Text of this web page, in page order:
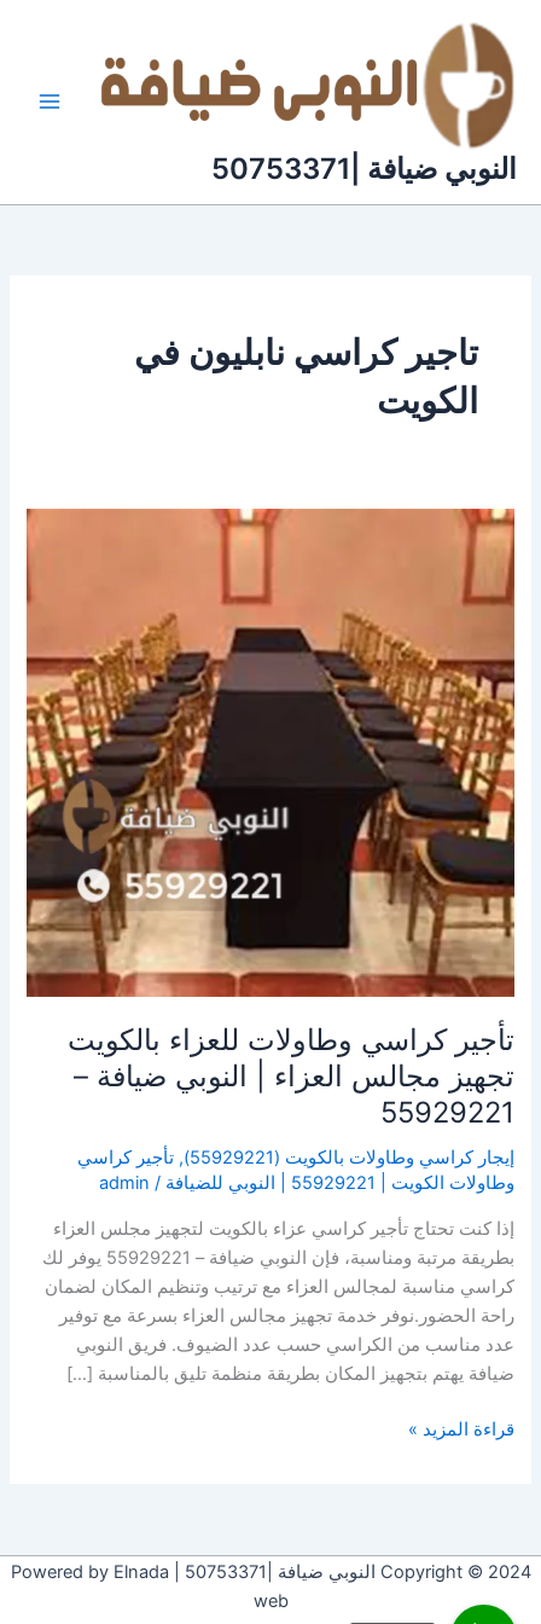
المحتوى
النوبي ضيافة |50753371
تاجير كراسي نابليون في
الكويت
تأجير كراسي وطاولات للعزاء بالكويت
تجهيز مجالس العزاء | النوبي ضيافة –
55929221
إيجار كراسي وطاولات بالكويت (55929221) ,تأجير كراسي
وطاولات الكويت | 55929221 | النوبي للضيافة
/
admin
إذا كنت تحتاج تأجير كراسي عزاء بالكويت لتجهيز مجلس العزاء
بطريقة مرتبة ومناسبة، فإن النوبي ضيافة – 55929221 يوفر لك
كراسي مناسبة لمجالس العزاء مع ترتيب وتنظيم المكان لضمان
راحة الحضور.نوفر خدمة تجهيز مجالس العزاء بسرعة مع توفير
عدد مناسب من الكراسي حسب عدد الضيوف. فريق النوبي
ضيافة يهتم بتجهيز المكان بطريقة منظمة تليق بالمناسبة […]
تأجير
كراسي
وطاولات
للعزاء
تجهيز
مجالس
العزاء
|
النوبي
ضيافة
–
55929221
قراءة المزيد »
Copyright © 2024 النوبي ضيافة |50753371 | Powered by Elnada
web